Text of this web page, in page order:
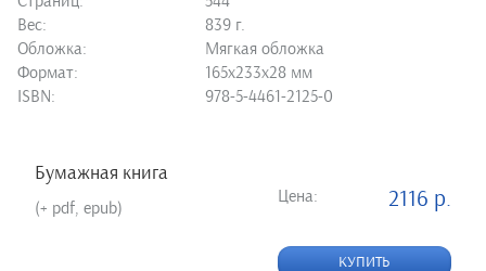
Вес:
839 г.
Обложка:
Мягкая обложка
Формат:
165х233х28 мм
ISBN:
978-5-4461-2125-0
Бумажная книга
(+ pdf, epub)
Цена: 2116 р.
КУПИТЬ